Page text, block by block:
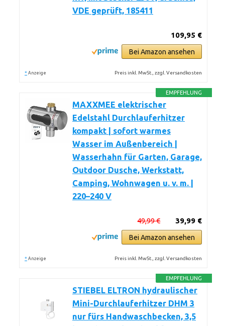
VDE geprüft, 185411
109,95 €
Bei Amazon ansehen
* Anzeige Preis inkl. MwSt., zzgl. Versandkosten
EMPFEHLUNG
MAXXMEE elektrischer
Edelstahl Durchlauferhitzer
kompakt | sofort warmes
Wasser im Außenbereich |
Wasserhahn für Garten, Garage,
Outdoor Dusche, Werkstatt,
Camping, Wohnwagen u. v. m. |
220–240 V
39,99 €
49,99 €
Bei Amazon ansehen
* Anzeige Preis inkl. MwSt., zzgl. Versandkosten
EMPFEHLUNG
STIEBEL ELTRON hydraulischer
Mini-Durchlauferhitzer DHM 3
nur fürs Handwaschbecken, 3,5